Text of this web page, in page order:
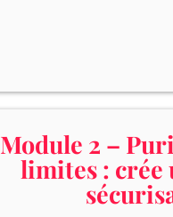
Module 2 –
limites : crée